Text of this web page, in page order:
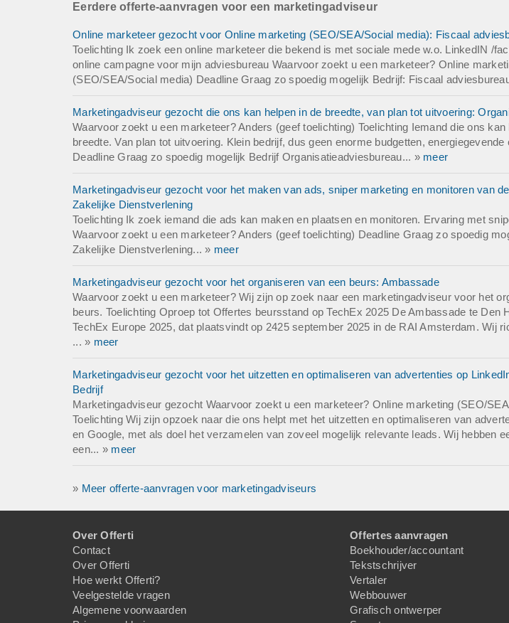
Eerdere offerte-aanvragen voor een marketingadviseur
Online marketeer gezocht voor Online marketing (SEO/SEA/Social media): Fiscaal
Toelichting Ik zoek een online marketeer die bekend is met sociale mede w.o. LinkedIN /
online campagne voor mijn adviesbureau Waarvoor zoekt u een marketeer? Online
(SEO/SEA/Social media) Deadline Graag zo spoedig mogelijk Bedrijf: Fiscaal
Marketingadviseur gezocht die ons kan helpen in de breedte, van plan tot uitvoering:
Waarvoor zoekt u een marketeer? Anders (geef toelichting) Toelichting Iemand die ons kan
breedte. Van plan tot uitvoering. Klein bedrijf, dus geen enorme budgetten, energiegevende
Deadline Graag zo spoedig mogelijk Bedrijf Organisatieadviesbureau... » meer
Marketingadviseur gezocht voor het maken van ads, sniper marketing en monitoren van
Zakelijke Dienstverlening
Toelichting Ik zoek iemand die ads kan maken en plaatsen en monitoren. Ervaring met
Waarvoor zoekt u een marketeer? Anders (geef toelichting) Deadline Graag zo spoedig
Zakelijke Dienstverlening... » meer
Marketingadviseur gezocht voor het organiseren van een beurs: Ambassade
Waarvoor zoekt u een marketeer? Wij zijn op zoek naar een marketingadviseur voor het
beurs. Toelichting Oproep tot Offertes beursstand op TechEx 2025 De Ambassade te Den
TechEx Europe 2025, dat plaatsvindt op 2425 september 2025 in de RAI Amsterdam. Wij
... » meer
Marketingadviseur gezocht voor het uitzetten en optimaliseren van advertenties op
Bedrijf
Marketingadviseur gezocht Waarvoor zoekt u een marketeer? Online marketing (SEO/
Toelichting Wij zijn opzoek naar die ons helpt met het uitzetten en optimaliseren van
en Google, met als doel het verzamelen van zoveel mogelijk relevante leads. Wij hebben
een... » meer
» Meer offerte-aanvragen voor marketingadviseurs
Over Offerti
Contact
Over Offerti
Hoe werkt Offerti?
Veelgestelde vragen
Algemene voorwaarden
Offertes aanvragen
Boekhouder/accountant
Tekstschrijver
Vertaler
Webbouwer
Grafisch ontwerper